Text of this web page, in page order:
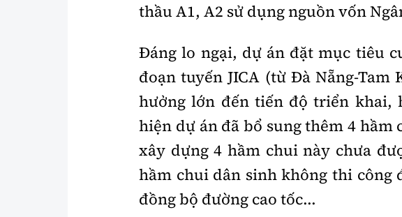
thầu A1, A2 sử dụng nguồn vốn
Đáng lo ngại, dự án đặt mục tiêu
đoạn tuyến JICA (từ Đà Nẵng-
hưởng lớn đến tiến độ triển khai,
hiện dự án đã bổ sung thêm 4
xây dựng 4 hầm chui này chưa
hầm chui dân sinh không thi công
đồng bộ đường cao tốc...